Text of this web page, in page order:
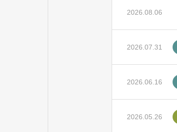
2026.08.06
2026.07.31
2026.06.16
2026.05.26